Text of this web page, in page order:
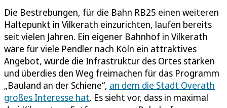
Die Bestrebungen, für die Bahn RB25 einen weiteren
Haltepunkt in Vilkerath einzurichten, laufen bereits
seit vielen Jahren. Ein eigener Bahnhof in Vilkerath
wäre für viele Pendler nach Köln ein attraktives
Angebot, würde die Infrastruktur des Ortes stärken
und überdies den Weg freimachen für das Programm
„Bauland an der Schiene“, an dem die Stadt Overath
großes Interesse hat. Es sieht vor, dass in maximal